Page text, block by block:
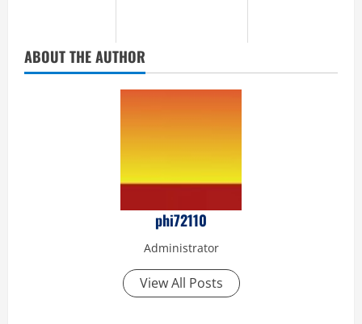
ABOUT THE AUTHOR
phi72110
Administrator
View All Posts